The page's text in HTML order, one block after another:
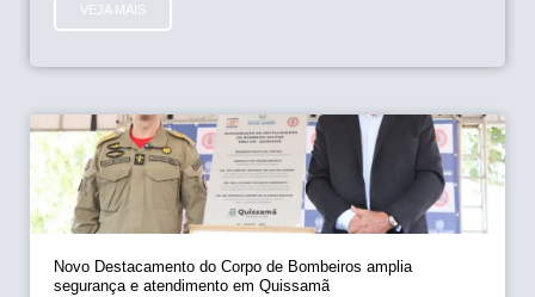
VEJA MAIS
Novo Destacamento do Corpo de Bombeiros amplia
segurança e atendimento em Quissamã